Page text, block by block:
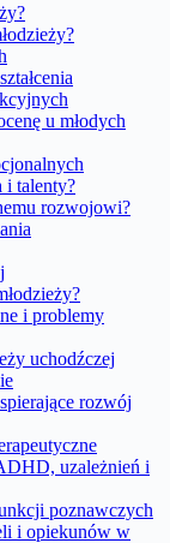
u młodych
i talenty?
rozwojowi?
i problemy
uchodźczej
rozwój
uzależnień i
poznawczych
i opiekunów w